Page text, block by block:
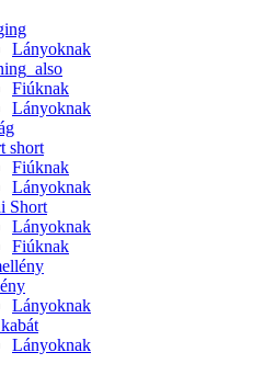
Lányoknak
Fiúknak
Lányoknak
short
Fiúknak
Lányoknak
Short
Lányoknak
Fiúknak
Lányoknak
Lányoknak